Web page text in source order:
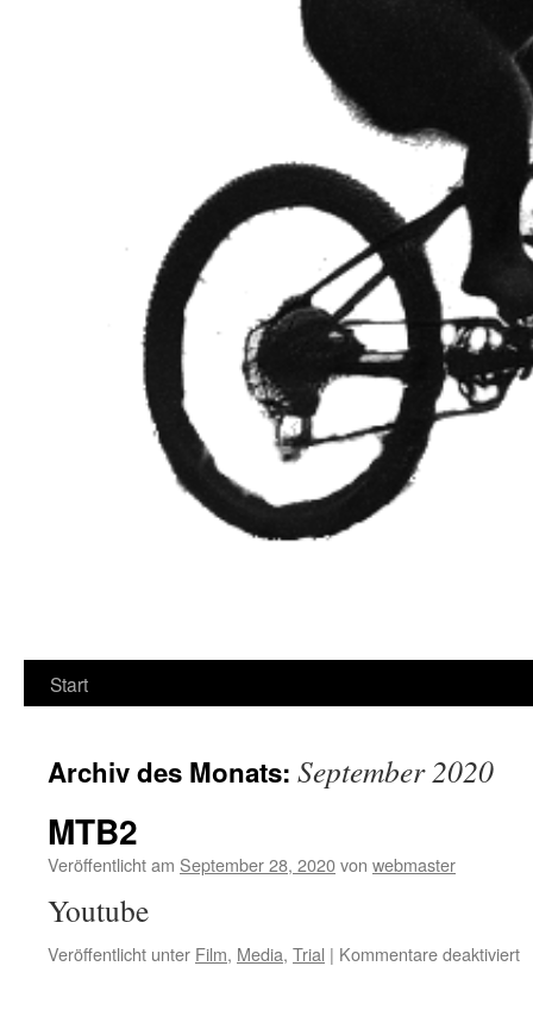
Start
Archiv des Monats: September 2020
MTB2
Veröffentlicht am September 28, 2020von webmaster
Youtube
Veröffentlicht unter Film, Media, Trial | Kommentare deaktiviert